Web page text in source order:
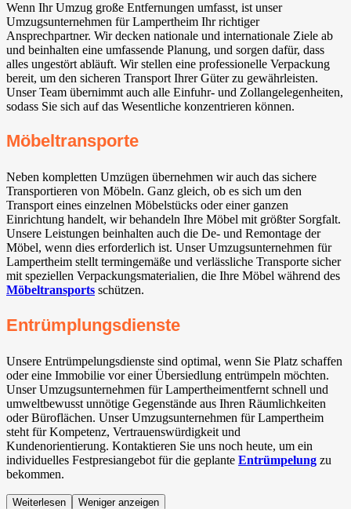
Wenn Ihr Umzug große Entfernungen umfasst, ist unser
Umzugsunternehmen für Lampertheim Ihr richtiger
Ansprechpartner. Wir decken nationale und internationale Ziele ab
und beinhalten eine umfassende Planung, und sorgen dafür, dass
alles ungestört abläuft. Wir stellen eine professionelle Verpackung
bereit, um den sicheren Transport Ihrer Güter zu gewährleisten.
Unser Team übernimmt auch alle Einfuhr- und Zollangelegenheiten,
sodass Sie sich auf das Wesentliche konzentrieren können.
Möbeltransporte
Neben kompletten Umzügen übernehmen wir auch das sichere
Transportieren von Möbeln. Ganz gleich, ob es sich um den
Transport eines einzelnen Möbelstücks oder einer ganzen
Einrichtung handelt, wir behandeln Ihre Möbel mit größter Sorgfalt.
Unsere Leistungen beinhalten auch die De- und Remontage der
Möbel, wenn dies erforderlich ist. Unser Umzugsunternehmen für
Lampertheim stellt termingemäße und verlässliche Transporte sicher
mit speziellen Verpackungsmaterialien, die Ihre Möbel während des
Möbeltransports schützen.
Entrümplungsdienste
Unsere Entrümpelungsdienste sind optimal, wenn Sie Platz schaffen
oder eine Immobilie vor einer Übersiedlung entrümpeln möchten.
Unser Umzugsunternehmen für Lampertheimentfernt schnell und
umweltbewusst unnötige Gegenstände aus Ihren Räumlichkeiten
oder Büroflächen. Unser Umzugsunternehmen für Lampertheim
steht für Kompetenz, Vertrauenswürdigkeit und
Kundenorientierung. Kontaktieren Sie uns noch heute, um ein
individuelles Festpresiangebot für die geplante Entrümpelung zu
bekommen.
Weiterlesen Weniger anzeigen